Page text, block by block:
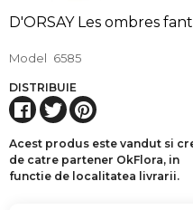
D'ORSAY Les ombres
Model 6585
DISTRIBUIE
Acest produs este vandut si
de catre partener OkFlora, in
functie de localitatea livrarii.